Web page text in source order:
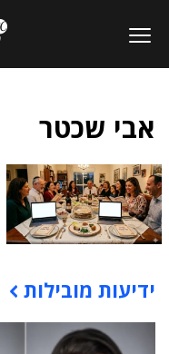
אבי שכטר
תוכן פרסומי
ידיעות מובילות